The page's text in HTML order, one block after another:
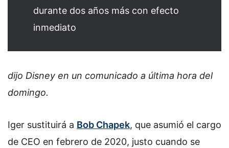
durante dos años más con efecto
inmediato
dijo Disney en un comunicado a última hora del
domingo.
Iger sustituirá a Bob Chapek, que asumió el cargo
de CEO en febrero de 2020, justo cuando se